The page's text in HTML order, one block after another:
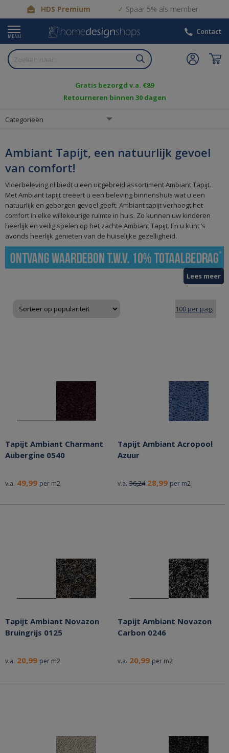
HDS Premium Spaar 5% als member
MENU
Contact
Gratis bezorgd v.a. €89
Retourneren binnen 30 dagen
Categorieën
Ambiant Tapijt, een natuurlijk gevoel
van comfort!
Vloerbeleving.nl biedt u een uitgebreid assortiment Ambiant Tapijt.
Met Ambiant tapijt creëert u een beleving binnenshuis wat u een
natuurlijk en geborgen gevoel geeft. Ambiant tapijt verhoogt het
comfort in elke willekeurige ruimte in huis. Zo kunnen uw kinderen
heerlijk en veilig spelen op het zachte Ambiant Tapijt. En u kunt ’s
avonds heerlijk genieten van de huiselijke gezelligheid.
Lees meer
Tapijt Ambiant Charmant
Aubergine 0540
v.a. 49,99 per m2
Tapijt Ambiant Acropool
Azuur
v.a. 36,24 28,99 per m2
Tapijt Ambiant Novazon
Bruingrijs 0125
v.a. 20,99 per m2
Tapijt Ambiant Novazon
Carbon 0246
v.a. 20,99 per m2